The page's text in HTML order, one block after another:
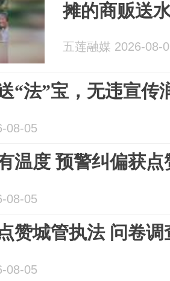
摊的商贩送
五莲融媒 2026-08-
“法”宝，无违宣传
08-05
温度 预警纠偏获点
08-05
赞城管执法 问卷
08-05